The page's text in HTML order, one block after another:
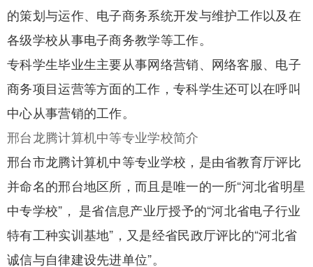
的策划与运作、电子商务系统开发与维护工作以及在
各级学校从事电子商务教学等工作。
专科学生毕业生主要从事网络营销、网络客服、电子
商务项目运营等方面的工作，专科学生还可以在呼叫
中心从事营销的工作。
邢台龙腾计算机中等专业学校简介
邢台市龙腾计算机中等专业学校，是由省教育厅评比
并命名的邢台地区所，而且是唯一的一所“河北省明星
中专学校”， 是省信息产业厅授予的“河北省电子行业
特有工种实训基地”，又是经省民政厅评比的“河北省
诚信与自律建设先进单位”。